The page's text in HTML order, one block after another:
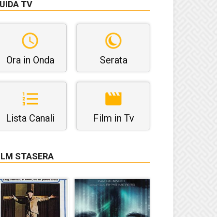
TV
Ora in Onda Serata
Lista Canali Film in Tv
STASERA